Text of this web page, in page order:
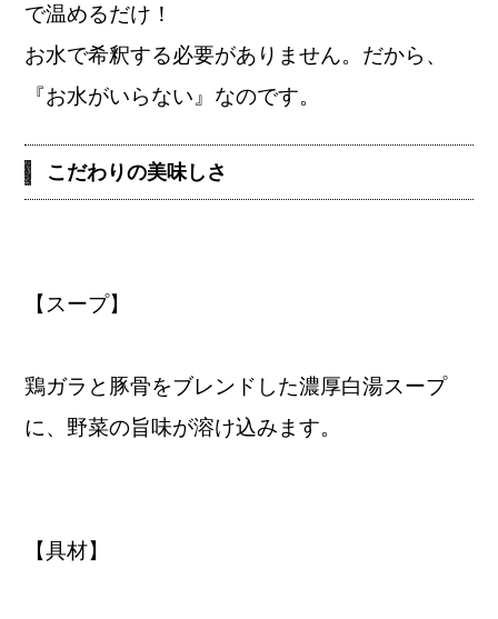
で温めるだけ！
お水で希釈する必要がありません。だから、
『お水がいらない』なのです。
こだわりの美味しさ
【スープ】
鶏ガラと豚骨をブレンドした濃厚白湯スープ
に、野菜の旨味が溶け込みます。
【具材】